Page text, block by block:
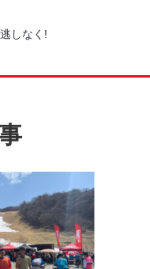
しなく!